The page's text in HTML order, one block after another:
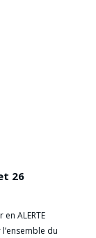
26
ALERTE
du